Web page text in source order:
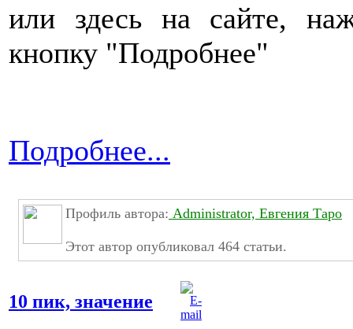
или здесь на сайте,
кнопку "Подробнее"
Подробнее...
Профиль автора: Administrator, Евгения Таро
Этот автор опубликовал 464 статьи.
10 пик, значение